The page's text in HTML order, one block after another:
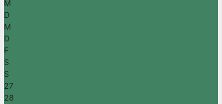
M
D
M
D
F
S
S
27
28